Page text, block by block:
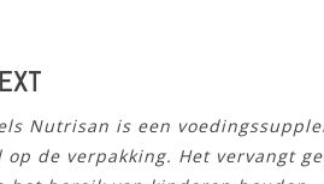
Nutrisan is een
de verpakking. Het vervangt